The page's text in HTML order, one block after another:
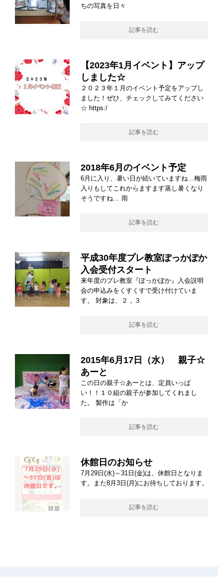
ちの写真を日々
記事を読む
【2023年1月イベント】アップ
しました☆
２０２３年１月のイベント予定をアップし
ました！ぜひ、チェックしてみてください
☆ https:/
記事を読む
2018年6月のイベント予定
6月に入り、暑い日が続いていますね…梅雨
入りもしてこれからますます蒸し暑くなり
そうですね… 雨
記事を読む
平成30年度プレ教室ぽっかぽか
入会受付スタート
来年度のプレ教室『ぽっかぽか』入会説明
会の申込みをくすくすで受け付けていま
す。 対象は、２，３
記事を読む
2015年6月17日（水） 親子☆
あーと
この日の親子☆あーとは、定員いっぱ
い！！１０組の親子が参加してくれまし
た。 製作は「か
記事を読む
休館日のお知らせ
7月29日(水)～31日(金)は、休館日となりま
す。また8月3日(月)にお待ちしております。
記事を読む